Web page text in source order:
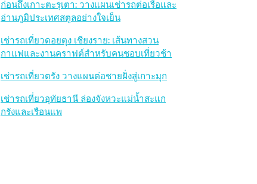
r
ก่อนถึงเกาะตะรุเตา: วางแผนเช่ารถต่อเรือและ
อ่านภูมิประเทศสตูลอย่างใจเย็น
เช่ารถเที่ยวดอยตุง เชียงราย: เส้นทางสวน
กาแฟและงานคราฟต์สำหรับคนชอบเที่ยวช้า
เช่ารถเที่ยวตรัง วางแผนต่อชายฝั่งสู่เกาะมุก
เช่ารถเที่ยวอุทัยธานี ล่องจังหวะแม่น้ำสะแก
กรังและเรือนแพ